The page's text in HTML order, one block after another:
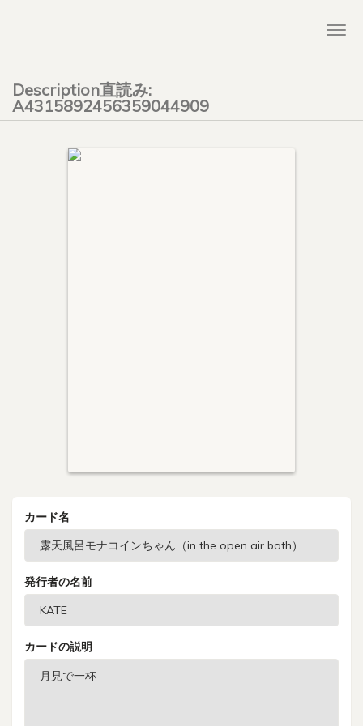
Description直読み:
A4315892456359044909
カード名
発行者の名前
カードの説明